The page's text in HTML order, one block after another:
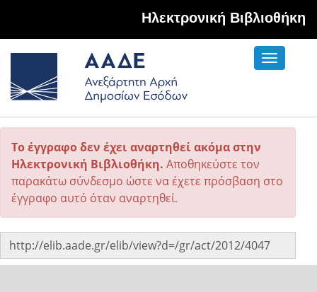
Hλεκτρονική Βιβλιοθήκη
Toggle
Το έγγραφο δεν έχει αναρτηθεί ακόμα στην
Ηλεκτρονική Βιβλιοθήκη. Αποθηκεύστε τον
παρακάτω σύνδεσμο ώστε να έχετε πρόσβαση στο
έγγραφο αυτό όταν αναρτηθεί.